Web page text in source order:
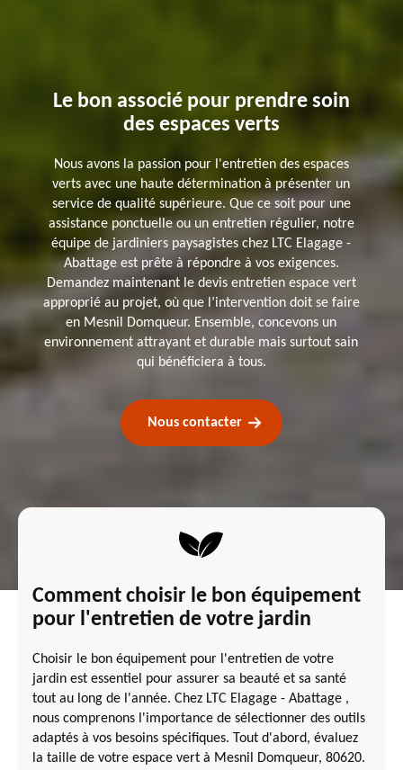
Le bon associé pour prendre soin
des espaces verts
Nous avons la passion pour l'entretien des espaces
verts avec une haute détermination à présenter un
service de qualité supérieure. Que ce soit pour une
assistance ponctuelle ou un entretien régulier, notre
équipe de jardiniers paysagistes chez LTC Elagage -
Abattage est prête à répondre à vos exigences.
Demandez maintenant le devis entretien espace vert
approprié au projet, où que l’intervention doit se faire
en Mesnil Domqueur. Ensemble, concevons un
environnement attrayant et durable mais surtout sain
qui bénéficiera à tous.
Nous contacter
Comment choisir le bon équipement
pour l'entretien de votre jardin
Choisir le bon équipement pour l'entretien de votre
jardin est essentiel pour assurer sa beauté et sa santé
tout au long de l'année. Chez LTC Elagage - Abattage ,
nous comprenons l'importance de sélectionner des outils
adaptés à vos besoins spécifiques. Tout d'abord, évaluez
la taille de votre espace vert à Mesnil Domqueur, 80620.